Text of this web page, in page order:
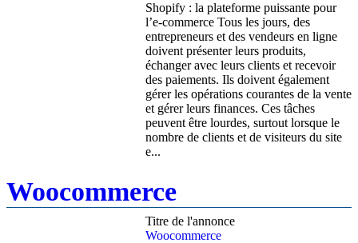
Shopify : la plateforme puissante pour
l’e-commerce Tous les jours, des
entrepreneurs et des vendeurs en ligne
doivent présenter leurs produits,
échanger avec leurs clients et recevoir
des paiements. Ils doivent également
gérer les opérations courantes de la vente
et gérer leurs finances. Ces tâches
peuvent être lourdes, surtout lorsque le
nombre de clients et de visiteurs du site
e...
Woocommerce
Titre de l'annonce
Woocommerce